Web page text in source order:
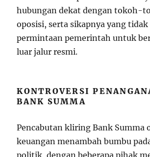
hubungan dekat dengan tokoh-
oposisi, serta sikapnya yang
permintaan pemerintah untuk
luar jalur resmi.
KONTROVERSI
BANK SUMMA
Pencabutan kliring Bank Summa
keuangan menambah bumbu